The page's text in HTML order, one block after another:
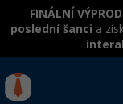
FINÁLNÍ
poslední šanci a